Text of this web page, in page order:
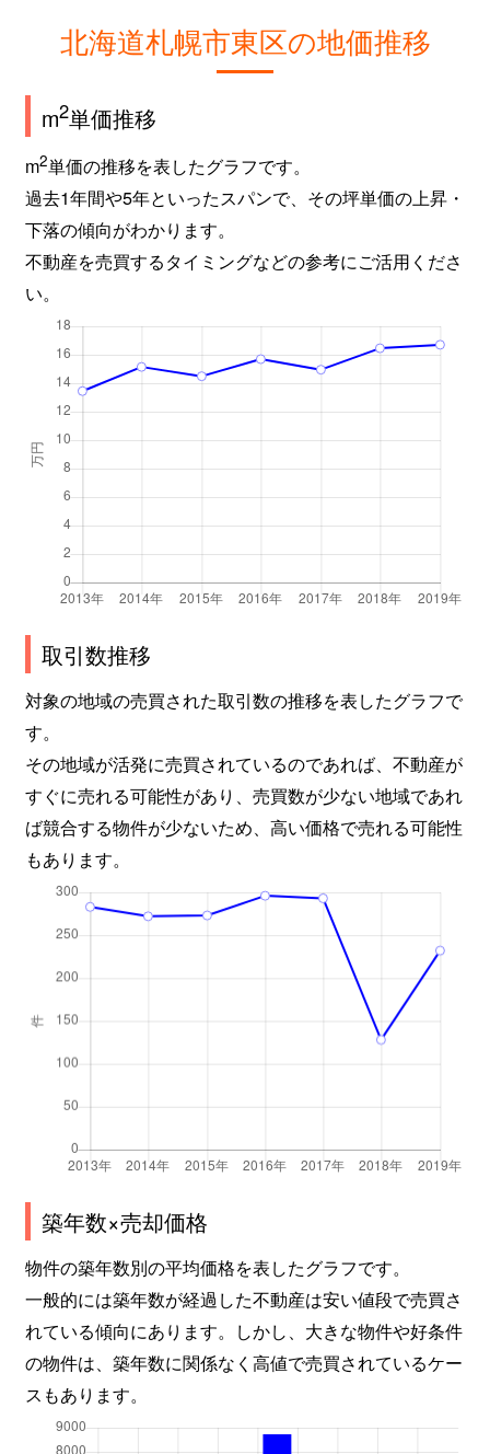
北海道札幌市東区の地価推移
m2単価推移
m2単価の推移を表したグラフです。
過去1年間や5年といったスパンで、その坪単価の上昇・
下落の傾向がわかります。
不動産を売買するタイミングなどの参考にご活用くださ
い。
取引数推移
対象の地域の売買された取引数の推移を表したグラフで
す。
その地域が活発に売買されているのであれば、不動産が
すぐに売れる可能性があり、売買数が少ない地域であれ
ば競合する物件が少ないため、高い価格で売れる可能性
もあります。
築年数×売却価格
物件の築年数別の平均価格を表したグラフです。
一般的には築年数が経過した不動産は安い値段で売買さ
れている傾向にあります。しかし、大きな物件や好条件
の物件は、築年数に関係なく高値で売買されているケー
スもあります。